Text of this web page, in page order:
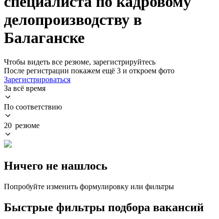
делопроизводству в
Балаганске
Чтобы видеть все резюме, зарегистрируйтесь
После регистрации покажем ещё 3 и откроем фото
Зарегистрироваться
За всё время
По соответствию
20 резюме
Ничего не нашлось
Попробуйте изменить формулировку или фильтры
Быстрые фильтры подбора вакансий